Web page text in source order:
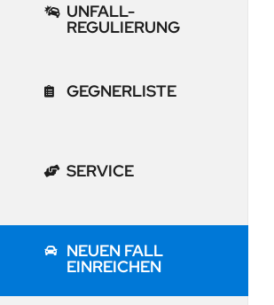
UNFALL-
REGULIERUNG
GEGNERLISTE
SERVICE
NEUEN FALL
EINREICHEN